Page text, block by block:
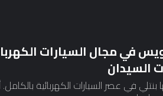
في مجال السيارات
السيدان